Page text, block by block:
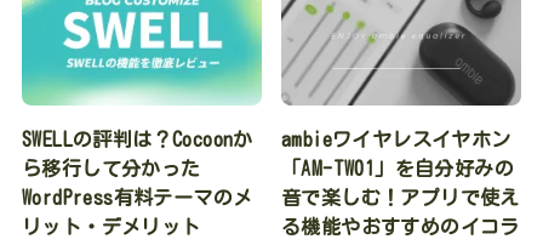
SWELLの評判は？Cocoonか
ら移行して分かった
WordPress有料テーマのメ
リット・デメリット
ambieワイヤレスイヤホン
「AM-TW01」を自分好みの
音で楽しむ！アプリで使え
る機能やおすすめのイコラ